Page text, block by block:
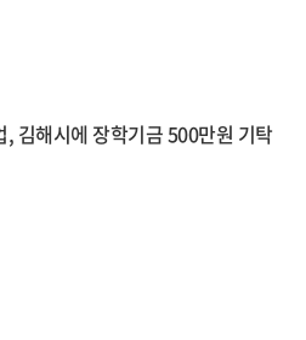
김해시에 장학기금 500만원 기탁